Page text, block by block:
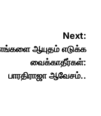
Next:
ஆயுதம் எடுக்க
வைக்காதீர்கள்:
பாரதிராஜா ஆவேசம்..